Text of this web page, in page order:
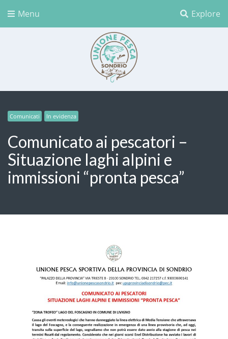
Explore
Menu
Unione Pesca Sondrio
Comunicati In evidenza
Comunicato ai pescatori –
Situazione laghi alpini e
immissioni “pronta pesca”